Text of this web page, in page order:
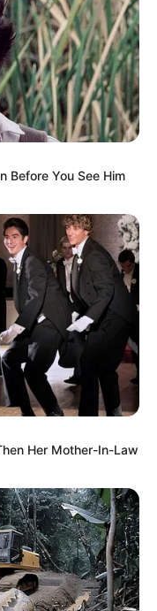
This Show's Run?
Facts May
Before You See Him
Her Mother-In-Law